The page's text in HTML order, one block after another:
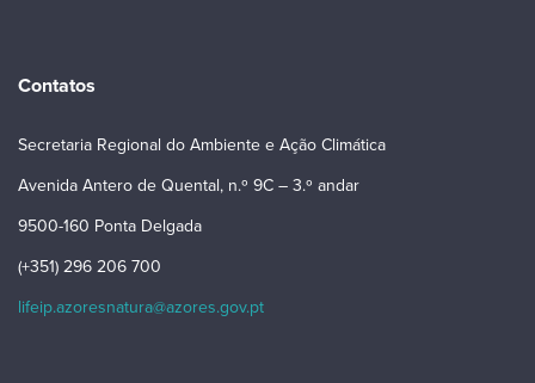
Contatos
Secretaria Regional do Ambiente e Ação Climática
Avenida Antero de Quental, n.º 9C – 3.º andar
9500-160 Ponta Delgada
(+351) 296 206 700
lifeip.azoresnatura@azores.gov.pt